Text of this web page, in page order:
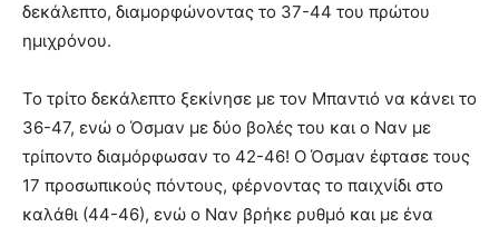
δεκάλεπτο, διαμορφώνοντας το 37-44 του πρώτου
ημιχρόνου.
Το τρίτο δεκάλεπτο ξεκίνησε με τον Μπαντιό να κάνει το
36-47, ενώ ο Όσμαν με δύο βολές του και ο Ναν με
τρίποντο διαμόρφωσαν το 42-46! Ο Όσμαν έφτασε τους
17 προσωπικούς πόντους, φέρνοντας το παιχνίδι στο
καλάθι (44-46), ενώ ο Ναν βρήκε ρυθμό και με ένα